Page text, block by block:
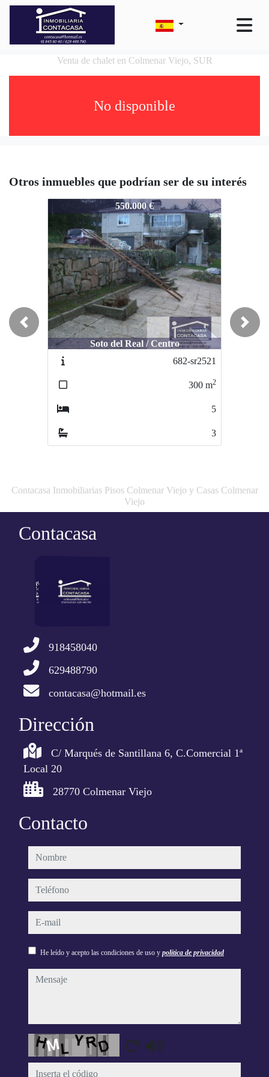
Venta de chalet en Colmenar Viejo, SUR
No disponible
Otros inmuebles que podrían ser de su interés
700-C2527
550.000 €
Soto del Real / Centro
682-sr2521
300 m2
5
3
Previous Next
Contacasa Inmobiliarias Pisos Colmenar Viejo y Casas Colmenar
Viejo
Contacasa
918458040
629488790
contacasa@hotmail.es
Dirección
C/ Marqués de Santillana 6, C.Comercial 1ª
Local 20
28770 Colmenar Viejo
Contacto
nombre
teléfono
e-mail
He leído y acepto las condiciones de uso y política de privacidad
mensaje
Captcha